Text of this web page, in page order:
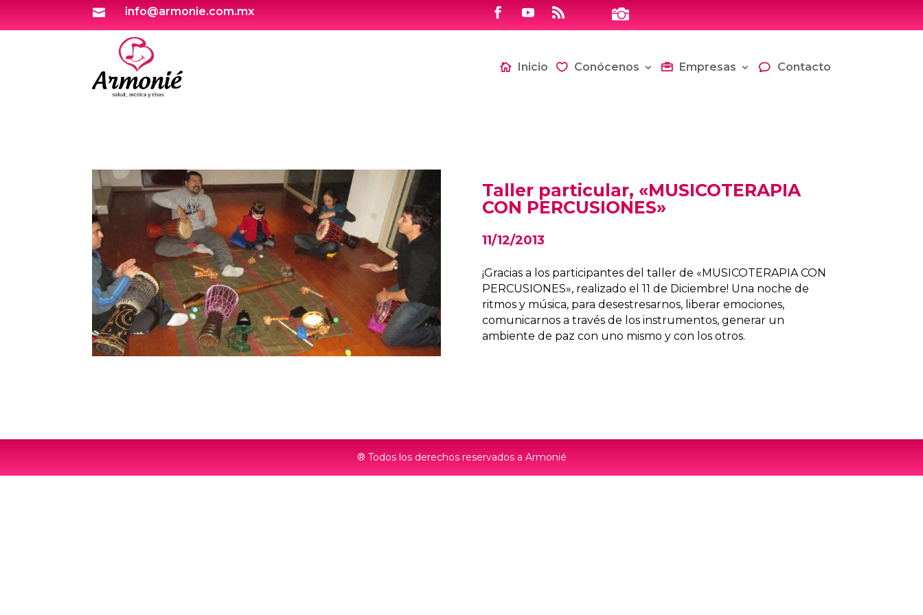
 info@armonie.com.mx 
Inicio Conócenos Empresas Contacto
Taller particular, «MUSICOTERAPIA
CON PERCUSIONES»
11/12/2013
¡Gracias a los participantes del taller de «MUSICOTERAPIA CON
PERCUSIONES», realizado el 11 de Diciembre! Una noche de
ritmos y música, para desestresarnos, liberar emociones,
comunicarnos a través de los instrumentos, generar un
ambiente de paz con uno mismo y con los otros.
® Todos los derechos reservados a Armonié